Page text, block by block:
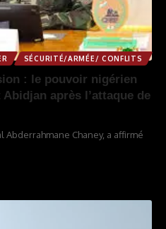
SÉCURITÉ/ARMÉE/ CONFLITS
: le pouvoir nigérien
après l’attaque de
Chaney, a affirmé